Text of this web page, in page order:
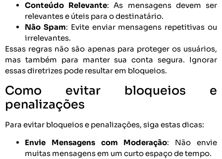
Conteúdo Relevante: As mensagens devem ser
relevantes e úteis para o destinatário.
Não Spam: Evite enviar mensagens repetitivas ou
irrelevantes.
Essas regras não são apenas para proteger os usuários,
mas também para manter sua conta segura. Ignorar
essas diretrizes pode resultar em bloqueios.
Como evitar bloqueios e
penalizações
Para evitar bloqueios e penalizações, siga estas dicas:
Envie Mensagens com Moderação: Não envie
muitas mensagens em um curto espaço de tempo.